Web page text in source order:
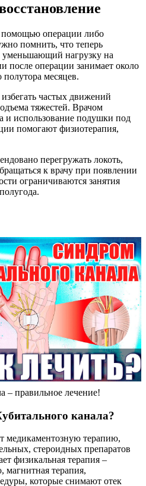
помощью операции либо
помнить, что теперь
нагрузку на
после операции занимает около
месяцев.
частых движений
тяжестей. Врачом
и использование подушки под
помогают физиотерапия,
перегружать локоть,
к врачу при появлении
ограничиваются занятия
– правильное лечение!
канала?
медикаментозную терапию,
стероидных препаратов
физикальная терапия –
магнитная терапия,
которые снимают отек